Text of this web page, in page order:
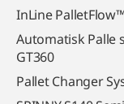
InLine
Automatisk Palle
GT360
Pallet Changer